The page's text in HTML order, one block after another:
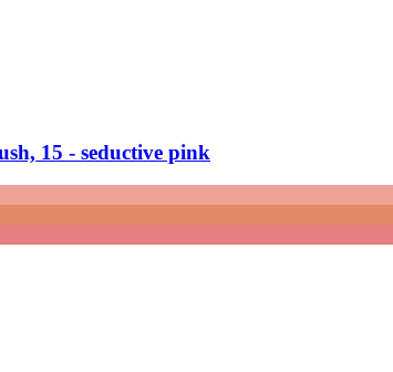
15 -​ seductive pink